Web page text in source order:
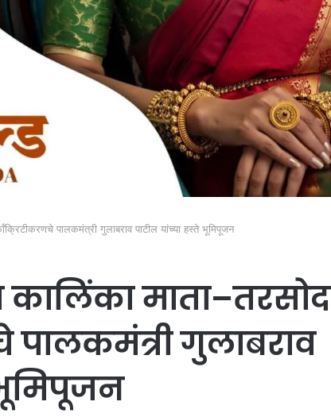
पालकमंत्री गुलाबराव पाटील यांच्या हस्ते भूमिपूजन
माता–तरसोद
पालकमंत्री गुलाबराव